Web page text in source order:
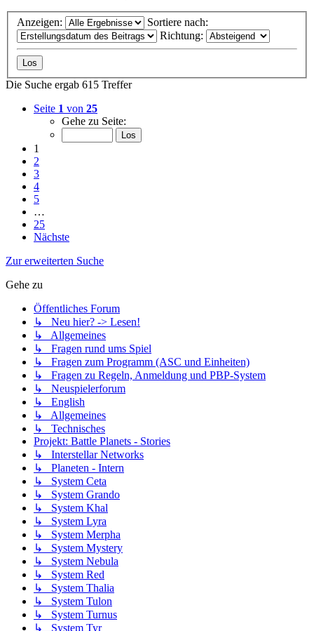
Anzeigen:
Sortiere nach:
Richtung:
Die Suche ergab 615 Treffer
Seite 1 von 25
Gehe zu Seite:
1
2
3
4
5
…
25
Nächste
Zur erweiterten Suche
Gehe zu
Öffentliches Forum
↳ Neu hier? -> Lesen!
↳ Allgemeines
↳ Fragen rund ums Spiel
↳ Fragen zum Programm (ASC und Einheiten)
↳ Fragen zu Regeln, Anmeldung und PBP-System
↳ Neuspielerforum
↳ English
↳ Allgemeines
↳ Technisches
Projekt: Battle Planets - Stories
↳ Interstellar Networks
↳ Planeten - Intern
↳ System Ceta
↳ System Grando
↳ System Khal
↳ System Lyra
↳ System Merpha
↳ System Mystery
↳ System Nebula
↳ System Red
↳ System Thalia
↳ System Tulon
↳ System Turnus
↳ System Tyr